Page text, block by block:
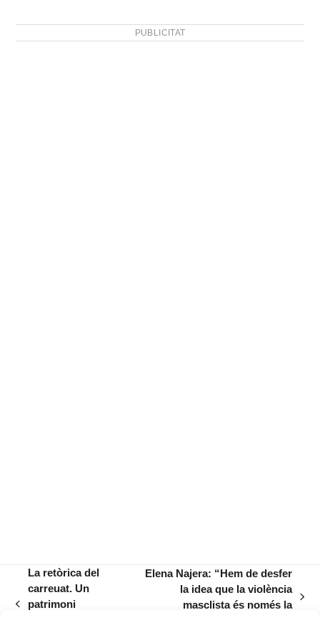
PUBLICITAT
previous
La retòrica del
carreuat. Un
patrimoni
Elena Najera: “Hem de desfer
la idea que la violència
masclista és només la